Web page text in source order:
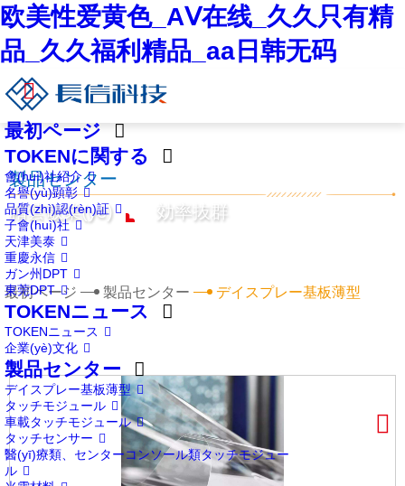
欧美性爱黄色_AⅤ在线_久久只有精
品_久久福利精品_aa日韩无码
最初ページ
TOKENに関する
會(huì)社紹介
名譽(yù)顕彰
品質(zhì)認(rèn)証
子會(huì)社
天津美泰
重慶永信
ガン州DPT
東莞DPT
TOKENニュース
TOKENニュース
企業(yè)文化
製品センター
デイスプレー基板薄型
タッチモジュール
車載タッチモジュール
タッチセンサー
醫(yī)療類、センターコンソール類タッチモジュー
ル
製品センター
精蕓敬業(yè)
効率抜群
最初ページ 製品センター デイスプレー基板薄型